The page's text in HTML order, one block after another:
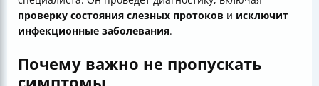
проверку состояния слезных протоков и исключит
инфекционные заболевания.
Почему важно не пропускать